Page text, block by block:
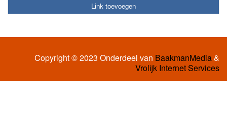
Link toevoegen
Copyright © 2023 Onderdeel van BaakmanMedia&
Vrolijk Internet Services